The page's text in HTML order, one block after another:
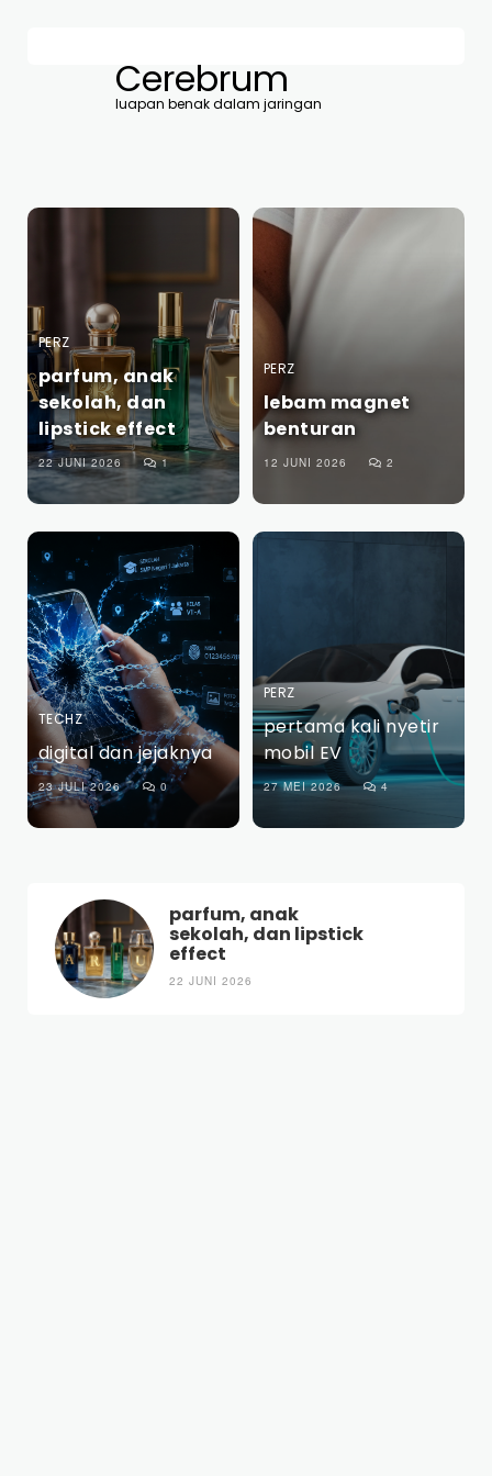
Cerebrum
luapan benak dalam jaringan
PERZ
parfum, anak
sekolah, dan
lipstick effect
22 JUNI 2026 1
PERZ
lebam magnet
benturan
12 JUNI 2026 2
TECHZ
digital dan jejaknya
23 JULI 2026 0
PERZ
pertama kali nyetir
mobil EV
27 MEI 2026 4
parfum, anak
sekolah, dan lipstick
effect
22 JUNI 2026